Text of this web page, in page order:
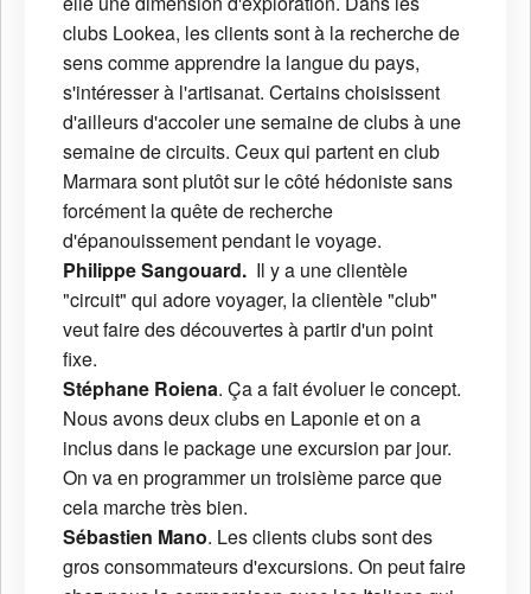
clubs Lookea, les clients sont à la recherche de
sens comme apprendre la langue du pays,
s'intéresser à l'artisanat. Certains choisissent
d'ailleurs d'accoler une semaine de clubs à une
semaine de circuits. Ceux qui partent en club
Marmara sont plutôt sur le côté hédoniste sans
forcément la quête de recherche
d'épanouissement pendant le voyage.
Philippe Sangouard. Il y a une clientèle
"circuit" qui adore voyager, la clientèle "club"
veut faire des découvertes à partir d'un point
fixe.
Stéphane Roiena. Ça a fait évoluer le concept.
Nous avons deux clubs en Laponie et on a
inclus dans le package une excursion par jour.
On va en programmer un troisième parce que
cela marche très bien.
Sébastien Mano. Les clients clubs sont des
gros consommateurs d'excursions. On peut faire